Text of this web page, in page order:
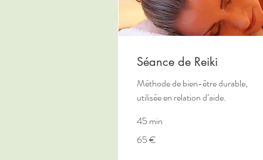
Séance de Reiki
Méthode de bien-être durable,
utilisée en relation d’aide.
45 min
euros
65 €